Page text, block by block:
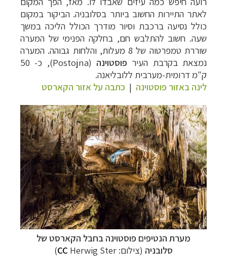
לאתר התיירות החשוב ביותר בסלובניה. הביקור במקום
כולל נסיעה ברכבת וסיור מודרך הכולל הליכה במשך
שעה. חשוב להתלבש חם, בחלקה הפנימי של המערה
שוררת טמפרטוה של 8 מעלות, והלחות גבוהה.
המערה
נמצאת בקרבת העיר פוסטוינה (
Postojna
)
, כ- 50
ק"מ דרומית-מערבית ללובליאנה.
לינה באזור פוסטוינה | כתבה על אזור הקארסט
מערת הנטיפים פוסטוינה בחבל הקארסט של
סלובניה (צילום: CC Herwig Ster
)